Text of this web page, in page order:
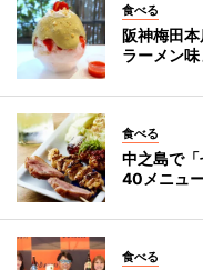
食べる
阪神梅田
ラーメン
食べる
中之島で
40メニュ
食べる